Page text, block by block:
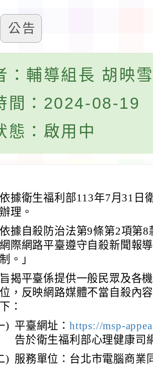
公告
：輔導組長 胡映
間：2024-08-19
態：啟用中
依據衛生福利部113年7月31日
辦理。
依據自殺防治法第9條第2項第
網際網路平臺遵守自殺新聞報
制。」
旨揭平臺係提供一般民眾及各
位，反映網路媒體不當自殺內
下：
) 平臺網址： https://msp-
告於衛生福利部心理健康司
) 服務單位：台北市電腦商業